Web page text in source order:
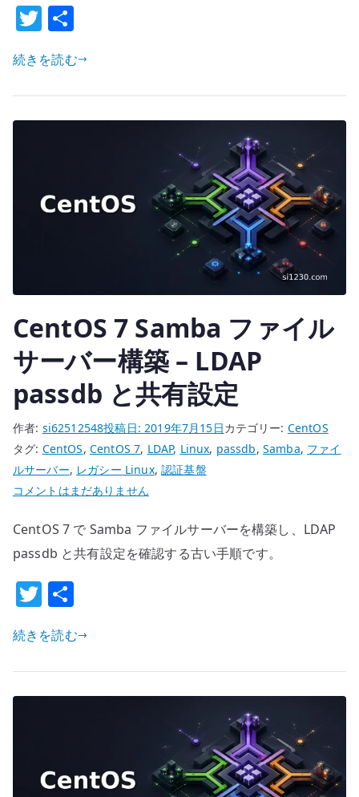
バ
ー
構
–
httpd
T
w
it
te
r
続きを読む
CentOS 7 Samba ファイル
サーバー構築 – LDAP
passdb と共有設定
作者: si62512548投稿日:2019年7月15日カテゴリー: CentOS
タグ: CentOS, CentOS 7, LDAP, Linux, passdb, Samba, ファイ
ルサーバー, レガシー Linux,認証基盤
CentOS
Samba
フ
イ
サ
ー
コメントはまだありません
CentOS 7 で Samba ファイルサーバーを構築し、LDAP
passdb と共有設定を確認する古い手順です。
T
w
it
te
r
続きを読む